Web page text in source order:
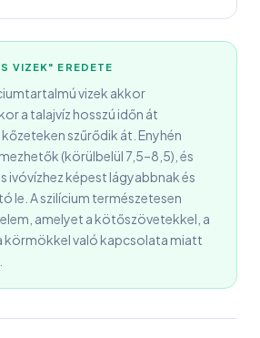
VIZEK" EREDETE
vizek akkor
a talajvíz hosszú időn át
szűrődik át. Enyhén
(körülbelül 7,5–8,5), és
ivóvízhez képest lágyabbnak és
le. A szilícium természetesen
amelyet a kötőszövetekkel, a
körmökkel való kapcsolata miatt